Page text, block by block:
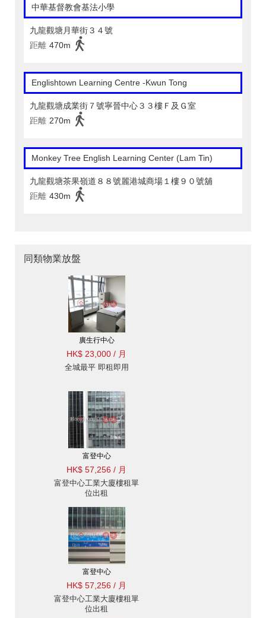
中華基督教會基法小學
九龍觀塘月華街３４號
距離 470m
Englishtown Learning Centre‎ -Kwun Tong
九龍觀塘成業街７號寧晉中心３３樓Ｆ及Ｇ室
距離 270m
Monkey Tree English Learning Center (Lam Tin)
九龍觀塘茶果嶺道８８號麗港城商場１樓９０號舖
距離 430m
同類物業放盤
廣生行中心
HK$ 23,000 / 月
全城最平 即租即用
富登中心
HK$ 57,256 / 月
富登中心工業大廈樓租單
位出租
富登中心
HK$ 57,256 / 月
富登中心工業大廈樓租單
位出租